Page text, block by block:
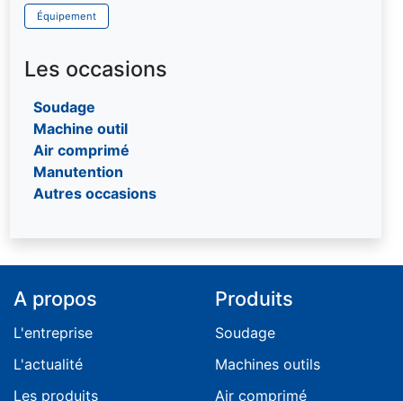
Treuil
Équipement
Les occasions
Soudage
Machine outil
Air comprimé
Manutention
Autres occasions
A propos
L'entreprise
L'actualité
Les produits
Produits
Soudage
Machines outils
Air comprimé